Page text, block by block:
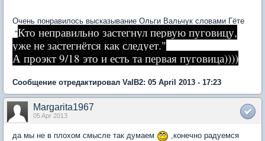
Очень понравилось высказывание Ольги Вальчук словами Гёте
"Кто неправильно застегнул первую пуговицу,
уже не застегнётся как следует."
А проэкт 9/18 это и есть та первая пуговица))))
Сообщение отредактировал ValB2: 05 April 2013 - 17:23
Margarita1967
05 Apr 2013
да мы не в плохом смысле так думаем
,конечно радуемся